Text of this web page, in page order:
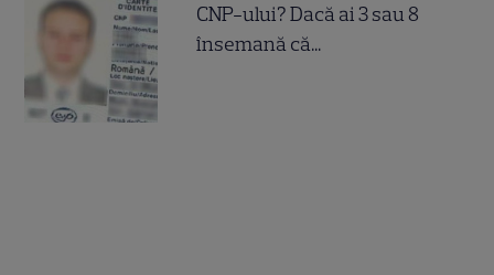
CNP-ului? Dacă ai 3 sau 8
însemană că...